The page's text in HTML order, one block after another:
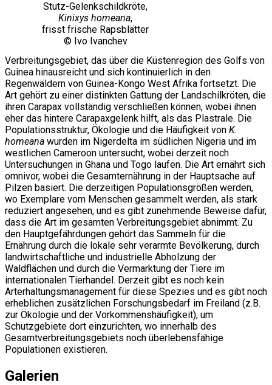
Stutz-Gelenkschildkröte,
Kinixys homeana,
frisst frische Rapsblätter
© Ivo Ivanchev
Verbreitungsgebiet, das über die Küstenregion des Golfs von
Guinea hinausreicht und sich kontinuierlich in den
Regenwäldern von Guinea-Kongo West Afrika fortsetzt. Die
Art gehört zu einer distinkten Gattung der Landschilkröten, die
ihren Carapax vollständig verschließen können, wobei ihnen
eher das hintere Carapaxgelenk hilft, als das Plastrale. Die
Populationsstruktur, Ökologie und die Häufigkeit von K.
homeana wurden im Nigerdelta im südlichen Nigeria und im
westlichen Cameroon untersucht, wobei derzeit noch
Untersuchungen in Ghana und Togo laufen. Die Art ernährt sich
omnivor, wobei die Gesamternährung in der Hauptsache auf
Pilzen basiert. Die derzeitigen Populationsgrößen werden,
wo Exemplare vom Menschen gesammelt werden, als stark
reduziert angesehen, und es gibt zunehmende Beweise dafür,
dass die Art im gesamten Verbreitungsgebiet abnimmt. Zu
den Hauptgefährdungen gehört das Sammeln für die
Ernährung durch die lokale sehr verarmte Bevölkerung, durch
landwirtschaftliche und industrielle Abholzung der
Waldflächen und durch die Vermarktung der Tiere im
internationalen Tierhandel. Derzeit gibt es noch kein
Arterhaltungsmanagement für diese Spezies und es gibt noch
erheblichen zusätzlichen Forschungsbedarf im Freiland (z.B.
zur Ökologie und der Vorkommenshäufigkeit), um
Schutzgebiete dort einzurichten, wo innerhalb des
Gesamtverbreitungsgebiets noch überlebensfähige
Populationen existieren.
Galerien